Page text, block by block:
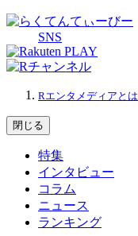
SNS
Rエンタメディアとは
閉じる
特集
インタビュー
コラム
ニュース
ランキング